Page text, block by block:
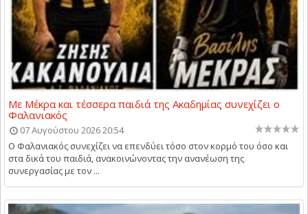
Με Μέκρα και τέσσερα παιδιά της Ακαδημίας συνεχίζει ο
Φαλανιακός
07 Αυγούστου 2026 20:54
Ο Φαλανιακός συνεχίζει να επενδύει τόσο στον κορμό του όσο και
στα δικά του παιδιά, ανακοινώνοντας την ανανέωση της
συνεργασίας με τον ...